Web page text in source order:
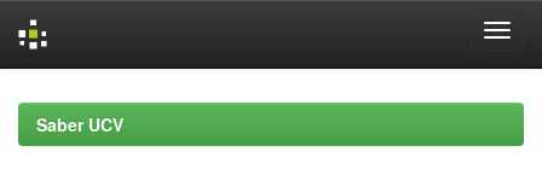
navigationSaber UCV